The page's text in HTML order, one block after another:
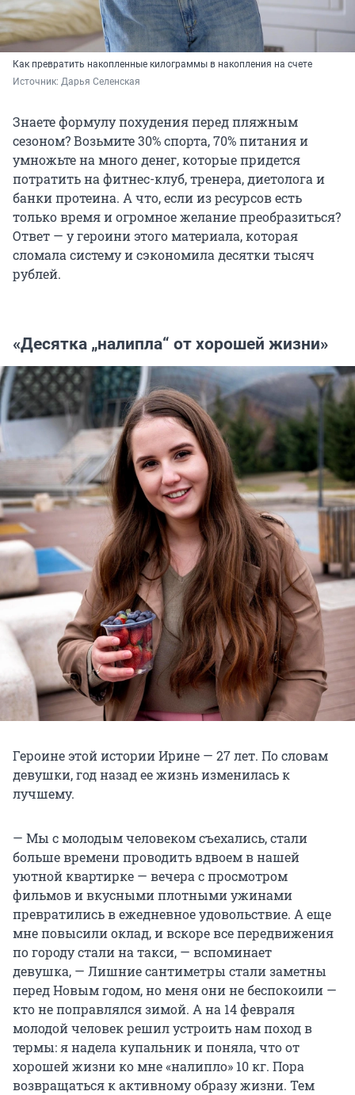
Как превратить накопленные килограммы в накопления на счете
Источник: Дарья Селенская
Знаете формулу похудения перед пляжным
сезоном? Возьмите 30% спорта, 70% питания и
умножьте на много денег, которые придется
потратить на фитнес-клуб, тренера, диетолога и
банки протеина. А что, если из ресурсов есть
только время и огромное желание преобразиться?
Ответ — у героини этого материала, которая
сломала систему и сэкономила десятки тысяч
рублей.
«Десятка „налипла“ от хорошей жизни»
Героине этой истории Ирине — 27 лет. По словам
девушки, год назад ее жизнь изменилась к
лучшему.
— Мы с молодым человеком съехались, стали
больше времени проводить вдвоем в нашей
уютной квартирке — вечера с просмотром
фильмов и вкусными плотными ужинами
превратились в ежедневное удовольствие. А еще
мне повысили оклад, и вскоре все передвижения
по городу стали на такси, — вспоминает
девушка, — Лишние сантиметры стали заметны
перед Новым годом, но меня они не беспокоили —
кто не поправлялся зимой. А на 14 февраля
молодой человек решил устроить нам поход в
термы: я надела купальник и поняла, что от
хорошей жизни ко мне «налипло» 10 кг. Пора
возвращаться к активному образу жизни. Тем